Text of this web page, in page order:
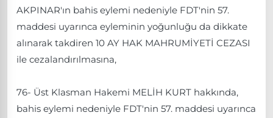
AKPINAR'ın bahis eylemi nedeniyle FDT'nin 57.
maddesi uyarınca eyleminin yoğunluğu da dikkate
alınarak takdiren 10 AY HAK MAHRUMİYETİ CEZASI
ile cezalandırılmasına,
76- Üst Klasman Hakemi MELİH KURT hakkında,
bahis eylemi nedeniyle FDT'nin 57. maddesi uyarınca